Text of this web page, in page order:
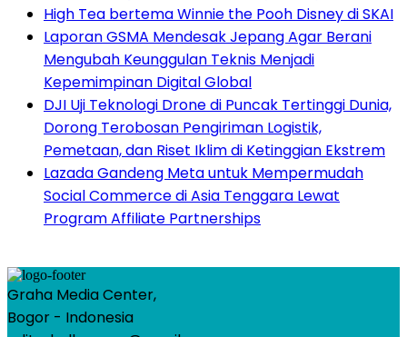
High Tea bertema Winnie the Pooh Disney di SKAI
Laporan GSMA Mendesak Jepang Agar Berani
Mengubah Keunggulan Teknis Menjadi
Kepemimpinan Digital Global
DJI Uji Teknologi Drone di Puncak Tertinggi Dunia,
Dorong Terobosan Pengiriman Logistik,
Pemetaan, dan Riset Iklim di Ketinggian Ekstrem
Lazada Gandeng Meta untuk Mempermudah
Social Commerce di Asia Tenggara Lewat
Program Affiliate Partnerships
Graha Media Center,
Bogor - Indonesia